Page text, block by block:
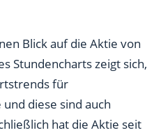
Blick auf die Aktie von
Stundencharts zeigt sich,
für
diese sind auch
hat die Aktie seit